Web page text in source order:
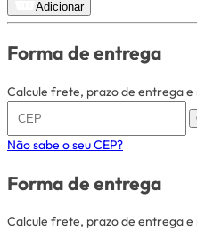
Adicionar
Forma de entrega
Calcule frete, prazo de entrega
Não sabe o seu CEP?
Forma de entrega
Calcule frete, prazo de entrega